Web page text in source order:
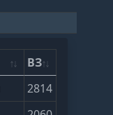
ВЗ
2814